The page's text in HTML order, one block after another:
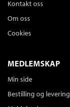
Kontakt oss
Om oss
Cookies
MEDLEMSKAP
Min side
Bestilling og levering